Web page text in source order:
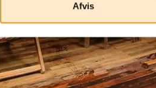
Afvis